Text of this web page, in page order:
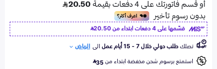
قسّمها على 4 دفعات ابتداء من
20.50
تصلكطلب دولي خلال 7 - 15 أيام عمل الى الرياض
استمتع برسوم شحن مخفضة ابتداء من35